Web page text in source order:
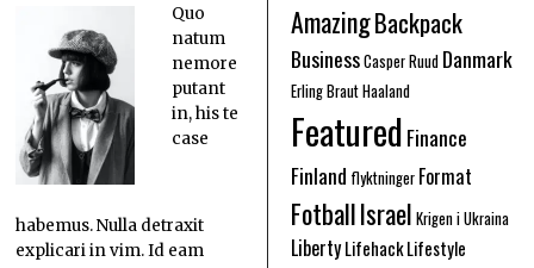
Quo
natum
nemore
putant
in, his te
case
habemus. Nulla detraxit
explicari in vim. Id eam
AmazingBackpack
BusinessCasper Ruud Danmark
Erling Braut Haaland
FeaturedFinance
Finland flyktninger Format
FotballIsrael Krigen i Ukraina
LibertyLifehackLifestyle